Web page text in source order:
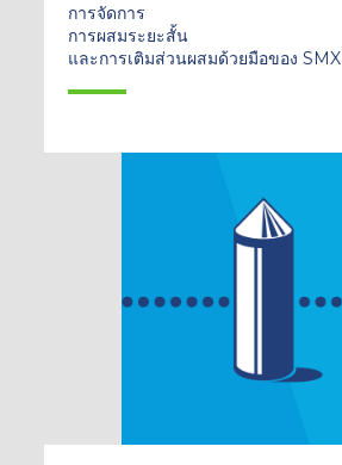
การจัดการ
การผสมระยะสั้น
และการเติมส่วนผสมด้วยมือของ SMX